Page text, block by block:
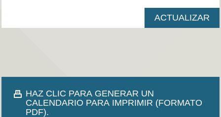
HAZ CLIC PARA GENERAR UN
CALENDARIO PARA IMPRIMIR (FORMATO
PDF).